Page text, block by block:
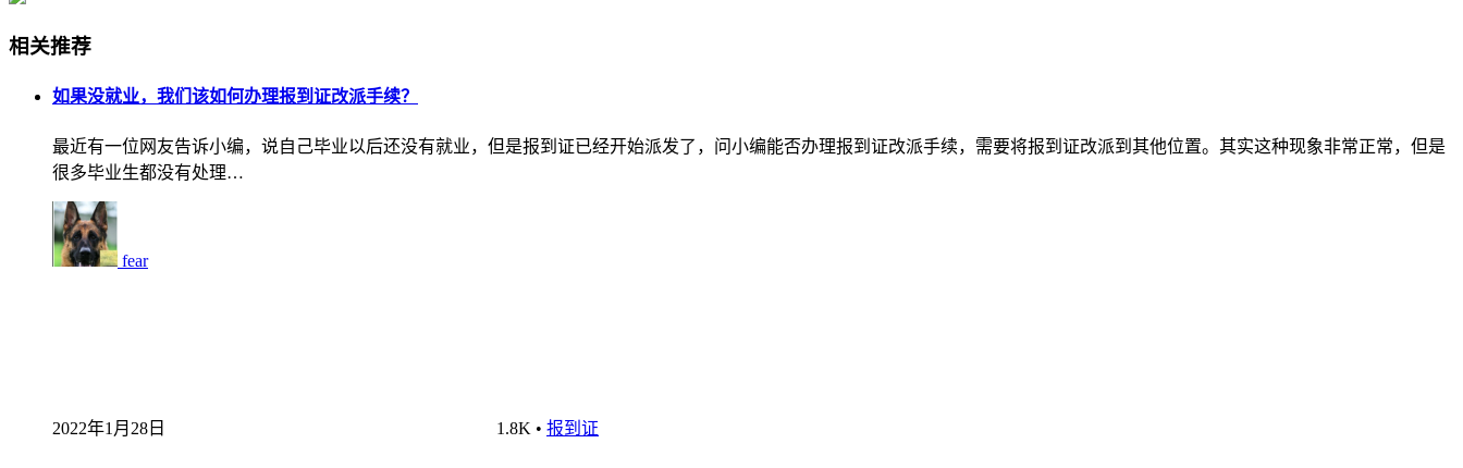
相关推荐
如果没就业，我们该如何办理报到证改派手续？
最近有一位网友告诉小编，说自己毕业以后还没有就业，但是报到证已经开始派发了，问小编能否办理报到证改派手续，需要将报到证改派到其他位置。其实这种现象非常正常，但是
很多毕业生都没有处理…
fear
2022年1月28日 1.8K • 报到证